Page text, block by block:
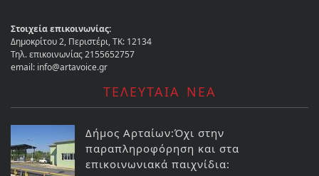
Στοιχεία επικοινωνίας:
Δημοκρίτου 2, Περιστέρι, ΤΚ: 12134
Τηλ. επικοινωνίας 2155652757
email: info@artavoice.gr
ΤΕΛΕΥΤΑΙΑ ΝΕΑ
Δήμος Αρταίων:Όχι στην
παραπληροφόρηση και στα
επικοινωνιακά παιχνίδια: